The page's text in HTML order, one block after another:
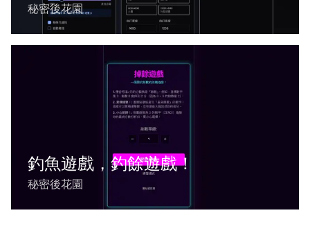
秘密後花園
釣魚遊戲，釣餘遊戲！
秘密後花園